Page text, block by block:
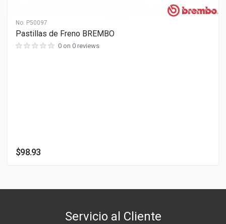
0 cm
ANCHO
0 cm
No. P50097
Pastillas de Freno BREMBO
0 on 0 reviews
$98.93
Servicio al Cliente